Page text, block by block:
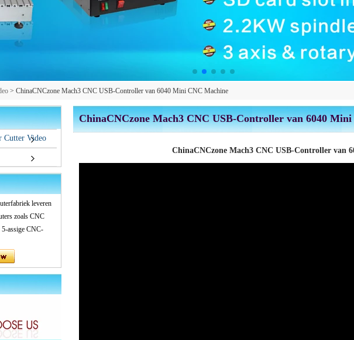
> ChinaCNCzone Mach3 CNC USB-Controller van 6040 Mini CNC Machine
Cutter Video
leveren
zoals CNC
assige CNC-
ChinaCNCzone Mach3 CNC USB-Controller van 6040
ChinaCNCzone Mach3 CNC USB-Controller van